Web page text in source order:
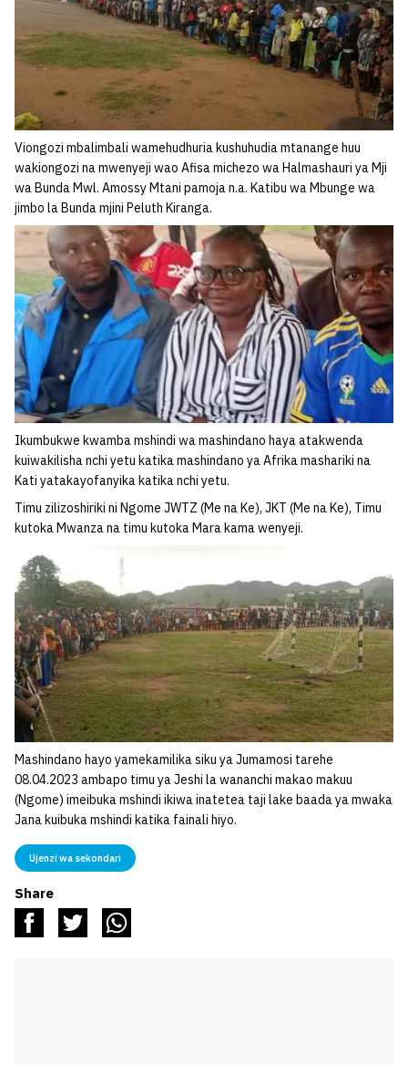
Viongozi mbalimbali wamehudhuria kushuhudia mtanange huu
wakiongozi na mwenyeji wao Afisa michezo wa Halmashauri ya Mji
wa Bunda Mwl. Amossy Mtani pamoja n.a. Katibu wa Mbunge wa
jimbo la Bunda mjini Peluth Kiranga.
Ikumbukwe kwamba mshindi wa mashindano haya atakwenda
kuiwakilisha nchi yetu katika mashindano ya Afrika mashariki na
Kati yatakayofanyika katika nchi yetu.
Timu zilizoshiriki ni Ngome JWTZ (Me na Ke), JKT (Me na Ke), Timu
kutoka Mwanza na timu kutoka Mara kama wenyeji.
Mashindano hayo yamekamilika siku ya Jumamosi tarehe
08.04.2023 ambapo timu ya Jeshi la wananchi makao makuu
(Ngome) imeibuka mshindi ikiwa inatetea taji lake baada ya mwaka
Jana kuibuka mshindi katika fainali hiyo.
Ujenzi wa sekondari
Share